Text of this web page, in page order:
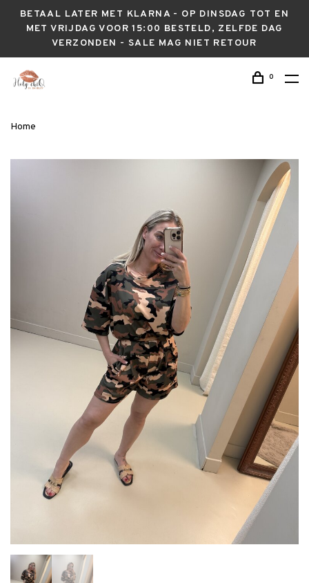
BETAAL LATER MET KLARNA - OP DINSDAG TOT EN
MET VRIJDAG VOOR 15:00 BESTELD, ZELFDE DAG
VERZONDEN - SALE MAG NIET RETOUR
0
Home